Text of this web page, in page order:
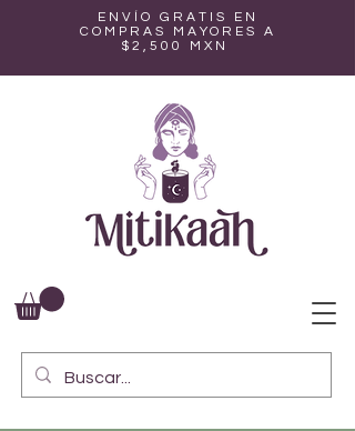
ENVÍO GRATIS EN
COMPRAS MAYORES A
$2,500 MXN